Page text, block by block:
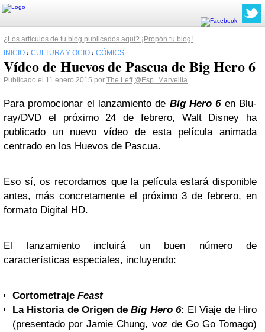
¿Los artículos de tu blog publicados aquí? ¡Propón tu blog!
INICIO › CULTURA Y OCIO › CÓMICS
Vídeo de Huevos de Pascua de Big Hero 6
Publicado el 11 enero 2015 por The Leff @Esp_Marvelita
Para promocionar el lanzamiento de Big Hero 6 en Blu-
ray/DVD el próximo 24 de febrero, Walt Disney ha
publicado un nuevo vídeo de esta película animada
centrado en los Huevos de Pascua.
Eso sí, os recordamos que la película estará disponible
antes, más concretamente el próximo 3 de febrero, en
formato Digital HD.
El lanzamiento incluirá un buen número de
características especiales, incluyendo:
Cortometraje Feast
La Historia de Origen deBig Hero 6: El Viaje de Hiro
(presentado por Jamie Chung, voz de Go Go Tomago)